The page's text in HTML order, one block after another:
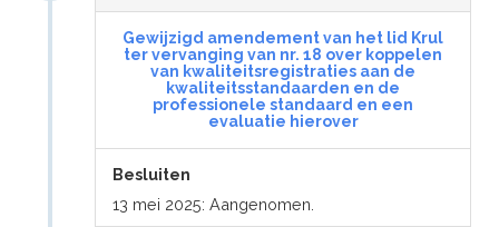
Gewijzigd amendement van het lid Krul
ter vervanging van nr. 18 over koppelen
van kwaliteitsregistraties aan de
kwaliteitsstandaarden en de
professionele standaard en een
evaluatie hierover
Besluiten
13 mei 2025: Aangenomen.